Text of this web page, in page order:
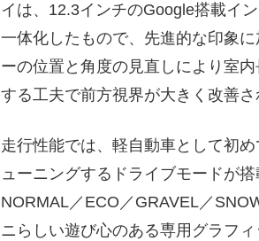
イは、12.3インチのGoogle搭載イ
一体化したもので、先進的な印象
ーの位置と角度の見直しにより室
する工夫で前方視界が大きく改善さ
走行性能では、軽自動車として初
ューニングするドライブモードが
NORMAL／ECO／GRAVEL／
ニらしい遊び心のある専用グラフ